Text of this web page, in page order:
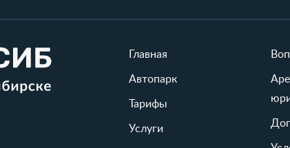
Главная
Автопарк
Тарифы
Услуги